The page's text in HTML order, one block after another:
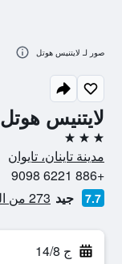
لايتنيس هوتل
3 نجوم
مدينة تاينان، تايوان
+886 6221 9098
7.7 جيد 273 من التقييمات تم التحقق منها
ج 14/8
صور لـ لايتنيس هوتل